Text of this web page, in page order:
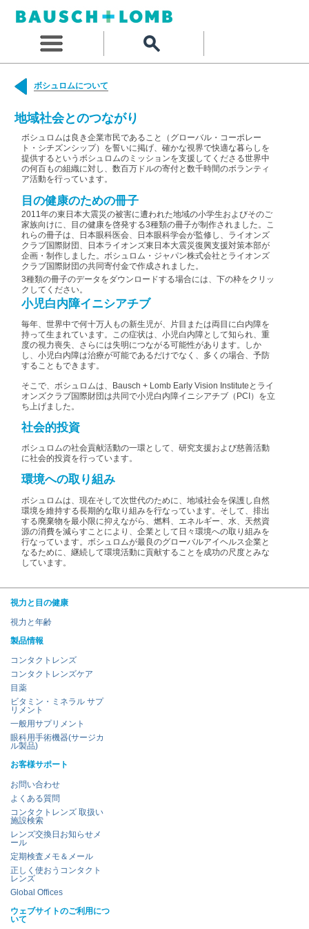
ボシュロムについて
地域社会とのつながり
ボシュロムは良き企業市民であること（グローバル・コーポレー
ト・シチズンシップ）を誓いに掲げ、確かな視界で快適な暮らしを
提供するというボシュロムのミッションを支援してくださる世界中
の何百もの組織に対し、数百万ドルの寄付と数千時間のボランティ
ア活動を行っています。
目の健康のための冊子
2011年の東日本大震災の被害に遭われた地域の小学生およびそのご
家族向けに、目の健康を啓発する3種類の冊子が制作されました。こ
れらの冊子は、日本眼科医会、日本眼科学会が監修し、ライオンズ
クラブ国際財団、日本ライオンズ東日本大震災復興支援対策本部が
企画・制作しました。ボシュロム・ジャパン株式会社とライオンズ
クラブ国際財団の共同寄付金で作成されました。
3種類の冊子のデータをダウンロードする場合には、下の枠をクリッ
クしてください。
小児白内障イニシアチブ
毎年、世界中で何十万人もの新生児が、片目または両目に白内障を
持って生まれています。この症状は、小児白内障として知られ、重
度の視力喪失、さらには失明につながる可能性があります。しか
し、小児白内障は治療が可能であるだけでなく、多くの場合、予防
することもできます。
そこで、ボシュロムは、Bausch + Lomb Early Vision Instituteとライ
オンズクラブ国際財団は共同で小児白内障イニシアチブ（PCI）を立
ち上げました。
社会的投資
ボシュロムの社会貢献活動の一環として、研究支援および慈善活動
に社会的投資を行っています。
環境への取り組み
ボシュロムは、現在そして次世代のために、地域社会を保護し自然
環境を維持する長期的な取り組みを行なっています。そして、排出
する廃棄物を最小限に抑えながら、燃料、エネルギー、水、天然資
源の消費を減らすことにより、企業として日々環境への取り組みを
行なっています。ボシュロムが最良のグローバルアイヘルス企業と
なるために、継続して環境活動に貢献することを成功の尺度とみな
しています。
視力と目の健康
視力と年齢
製品情報
コンタクトレンズ
コンタクトレンズケア
目薬
ビタミン・ミネラル サプ
リメント
一般用サプリメント
眼科用手術機器(サージカ
ル製品)
お客様サポート
お問い合わせ
よくある質問
コンタクトレンズ 取扱い
施設検索
レンズ交換日お知らせメ
ール
定期検査メモ＆メール
正しく使おうコンタクト
レンズ
Global Offices
ウェブサイトのご利用につ
いて